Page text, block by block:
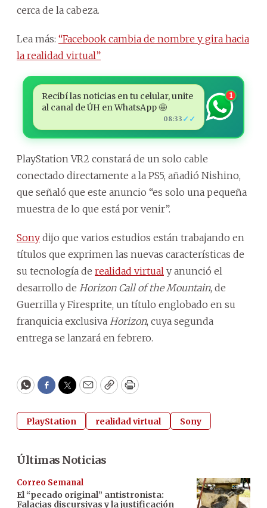
cerca de la cabeza.
Lea más: “Facebook cambia de nombre y gira hacia
la realidad virtual”
Recibí las noticias en tu celular, unite
al canal de ÚH en WhatsApp 🤩
08:33 ✓✓
1
PlayStation VR2 constará de un solo cable
conectado directamente a la PS5, añadió Nishino,
que señaló que este anuncio “es solo una pequeña
muestra de lo que está por venir”.
Sony dijo que varios estudios están trabajando en
títulos que exprimen las nuevas características de
su tecnología de realidad virtual y anunció el
desarrollo de Horizon Call of the Mountain, de
Guerrilla y Firesprite, un título englobado en su
franquicia exclusiva Horizon, cuya segunda
entrega se lanzará en febrero.
WhatsApp
Facebook
Twitter
EmailCopyPrint
PlayStation realidad virtual Sony
Últimas Noticias
Correo Semanal
El “pecado original” antistronista:
Falacias discursivas y la justificación